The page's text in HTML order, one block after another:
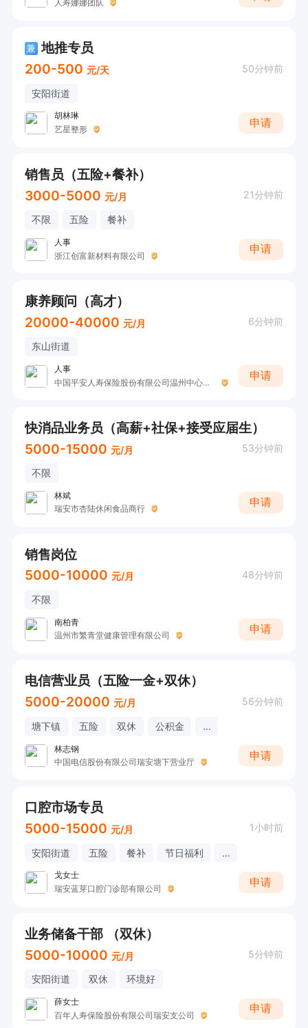
人寿娜娜团队
兼 地推专员
200-500 元/天 50分钟前
安阳街道
胡林琳
艺星整形
申请
销售员（五险+餐补）
3000-5000 元/月 21分钟前
不限 五险 餐补
人事
浙江创富新材料有限公司
申请
康养顾问（高才）
20000-40000 元/月 6分钟前
东山街道
人事
中国平安人寿保险股份有限公司温州中心支公司
申请
快消品业务员（高薪+社保+接受应届生）
5000-15000 元/月 53分钟前
不限
林斌
瑞安市杏陆休闲食品商行
申请
销售岗位
5000-10000 元/月 48分钟前
不限
南柏青
温州市繁青堂健康管理有限公司
申请
电信营业员（五险一金+双休）
5000-20000 元/月 56分钟前
塘下镇 五险 双休 公积金 ...
林志钢
中国电信股份有限公司瑞安塘下营业厅
申请
口腔市场专员
5000-15000 元/月 1小时前
安阳街道 五险 餐补 节日福利 ...
戈女士
瑞安蓝芽口腔门诊部有限公司
申请
业务储备干部 （双休）
5000-10000 元/月 5分钟前
安阳街道 双休 环境好
薛女士
百年人寿保险股份有限公司瑞安支公司
申请